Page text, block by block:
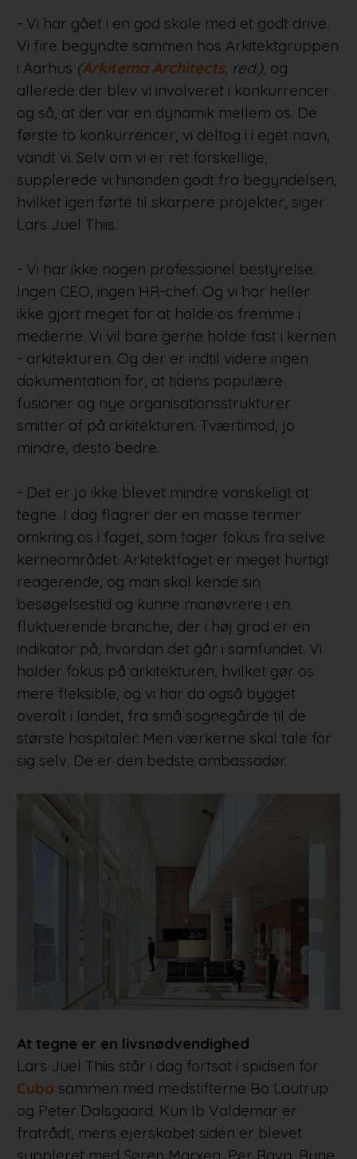
- Vi har gået i en god skole med et godt drive.
Vi fire begyndte sammen hos Arkitektgruppen
i Aarhus (Arkitema Architects, red.), og
allerede der blev vi involveret i konkurrencer
og så, at der var en dynamik mellem os. De
første to konkurrencer, vi deltog i i eget navn,
vandt vi. Selv om vi er ret forskellige,
supplerede vi hinanden godt fra begyndelsen,
hvilket igen førte til skarpere projekter, siger
Lars Juel Thiis.
- Vi har ikke nogen professionel bestyrelse.
Ingen CEO, ingen HR-chef. Og vi har heller
ikke gjort meget for at holde os fremme i
medierne. Vi vil bare gerne holde fast i kernen
- arkitekturen. Og der er indtil videre ingen
dokumentation for, at tidens populære
fusioner og nye organisationsstrukturer
smitter af på arkitekturen. Tværtimod, jo
mindre, desto bedre.
- Det er jo ikke blevet mindre vanskeligt at
tegne. I dag flagrer der en masse termer
omkring os i faget, som tager fokus fra selve
kerneområdet. Arkitektfaget er meget hurtigt
reagerende, og man skal kende sin
besøgelsestid og kunne manøvrere i en
fluktuerende branche, der i høj grad er en
indikator på, hvordan det går i samfundet. Vi
holder fokus på arkitekturen, hvilket gør os
mere fleksible, og vi har da også bygget
overalt i landet, fra små sognegårde til de
største hospitaler. Men værkerne skal tale for
sig selv. De er den bedste ambassadør.
At tegne er en livsnødvendighed
Lars Juel Thiis står i dag fortsat i spidsen for
Cubo sammen med medstifterne Bo Lautrup
og Peter Dalsgaard. Kun Ib Valdemar er
fratrådt, mens ejerskabet siden er blevet
suppleret med Søren Marxen, Per Ravn, Rune